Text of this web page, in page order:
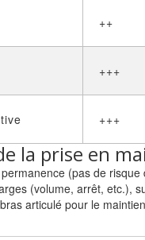
++
+++
+++
la prise en
(pas de risque
(volume, arrêt, etc.),
articulé pour le